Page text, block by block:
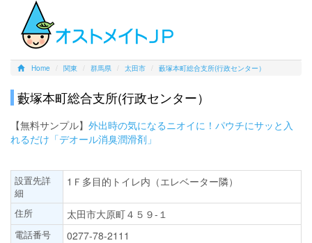
Home 関東 群馬県 太田市 藪塚本町総合支所(行政センター）
藪塚本町総合支所(行政センター）
【無料サンプル】 外出時の気になるニオイに！パウチにサッと入
れるだけ「デオール消臭潤滑剤」
設置先詳
細
1Ｆ多目的トイレ内（エレベーター隣）
住所 太田市大原町４５９-１
電話番号 0277-78-2111